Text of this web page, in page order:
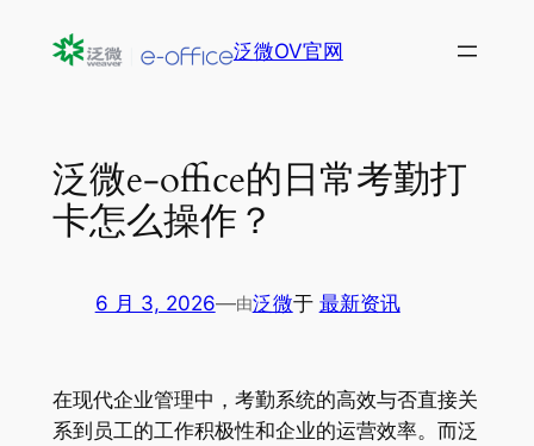
泛微OV官网
泛微e-office的日常考勤打
卡怎么操作？
6 月 3, 2026—由泛微于 最新资讯
在现代企业管理中，考勤系统的高效与否直接关
系到员工的工作积极性和企业的运营效率。而泛